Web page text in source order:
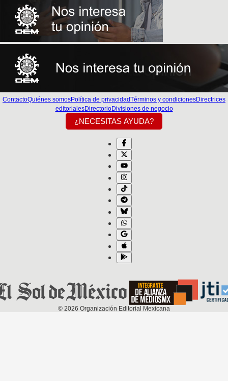
ContactoQuiénes somosPolítica de privacidadTérminos y condicionesDirectrices
editorialesDirectorioDivisiones de negocio
¿NECESITAS AYUDA?
© 2026 Organización Editorial Mexicana